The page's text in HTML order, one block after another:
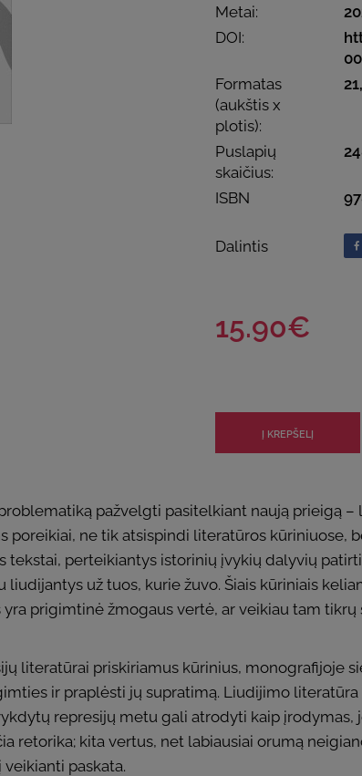
Metai:
DOI:
Formatas
(aukštis x
plotis):
Puslapių
skaičius:
ISBN
Dalintis
15.90€
pažvelgti pasitelkiant naują prieigą –
ne tik atsispindi literatūros kūriniuose,
perteikiantys istorinių įvykių dalyvių
už tuos, kurie žuvo. Šiais kūriniais
prigimtinė žmogaus vertė, ar veikiau tam
literatūrai priskiriamus kūrinius, monografijoje
ir praplėsti jų supratimą. Liudijimo
represijų metu gali atrodyti kaip
retorika; kita vertus, net labiausiai orumą
paskata.